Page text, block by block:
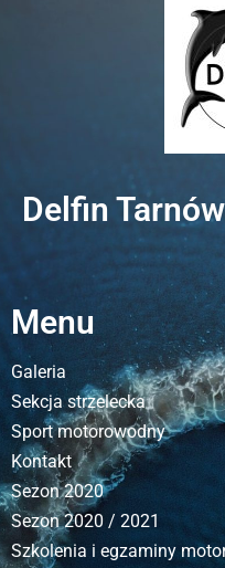
Delfin Tarnów
Menu
Galeria
Sekcja strzelecka
Sport motorowodny
Kontakt
Sezon 2020
Sezon 2020 / 2021
Szkolenia i egzaminy